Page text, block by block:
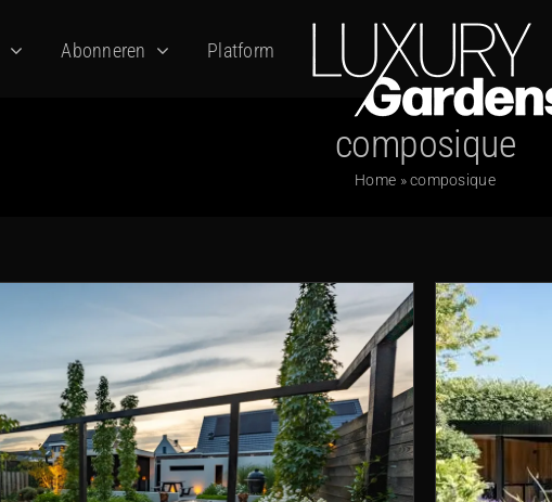
Abonneren Platform
composique
Home »composique